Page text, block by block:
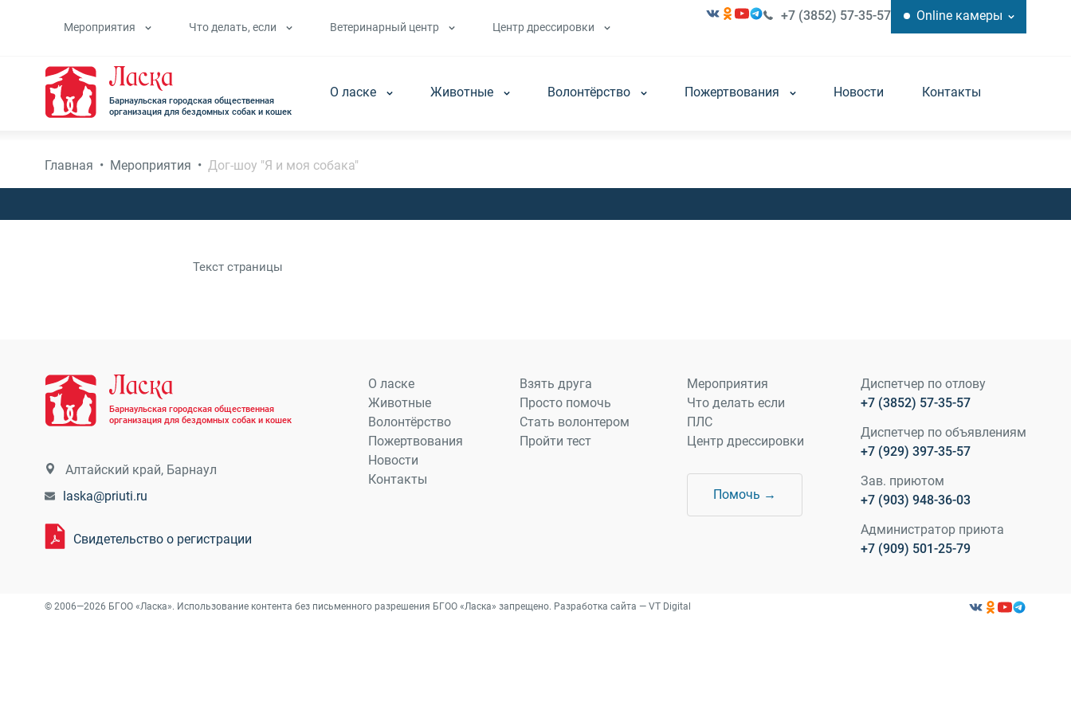
Мероприятия Что делать, если Ветеринарный центр Центр дрессировки
+7 (3852) 57-35-57 Online камеры
Барнаульская городская общественная
организация для бездомных собак и кошек
О ласке Животные Волонтёрство Пожертвования Новости Контакты
Главная • Мероприятия • Дог-шоу "Я и моя собака"
Текст страницы
Барнаульская городская общественная
организация для бездомных собак и кошек
Алтайский край, Барнаул
laska@priuti.ru
Свидетельство о регистрации
О ласке
Животные
Волонтёрство
Пожертвования
Новости
Контакты
Взять друга
Просто помочь
Стать волонтером
Пройти тест
Мероприятия
Что делать если
ПЛС
Центр дрессировки
Помочь →
Диспетчер по отлову
+7 (3852) 57-35-57
Диспетчер по объявлениям
+7 (929) 397-35-57
Зав. приютом
+7 (903) 948-36-03
Администратор приюта
+7 (909) 501-25-79
© 2006—2026 БГОО «Ласка». Использование контента без письменного разрешения БГОО «Ласка» запрещено. Разработка сайта — VT Digital